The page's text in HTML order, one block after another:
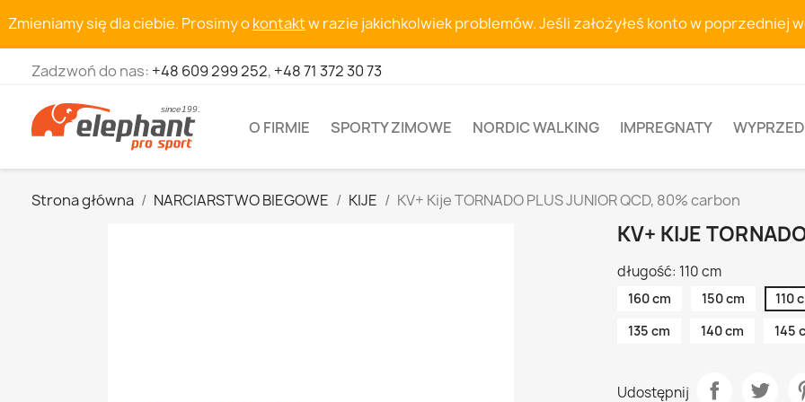
Zmieniamy się dla ciebie. Prosimy okontaktw razie jakichkolwiek problemów. Jeśli założyłeś konto w poprzedniej
Zadzwoń do nas: +48 609 299 252, +48 71 372 30 73
O FIRMIE SPORTY ZIMOWE NORDIC WALKING IMPREGNATY
Strona główna NARCIARSTWO BIEGOWE KIJE KV+ Kije TORNADO PLUS JUNIOR QCD, 80% carbon
KV+ KIJE
długość: 110 cm
160 cm 150 cm 110
135 cm
140 cm 145
Udostępnij